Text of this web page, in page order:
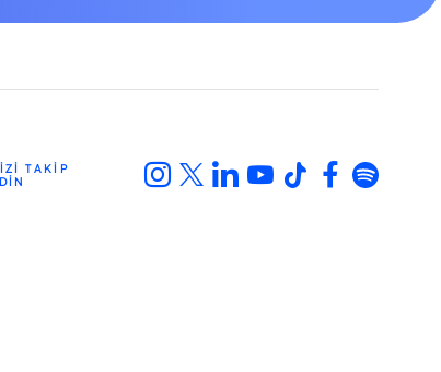
TAKİP